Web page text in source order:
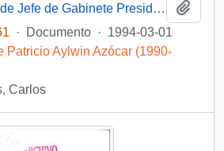
[Oficio Ord. N° 861 de Jefe de Gabinete Presidencial, remite copia de carta que se indica]
· Documento · 1994-03-01
Patricio Aylwin Azócar (1990-
Carlos